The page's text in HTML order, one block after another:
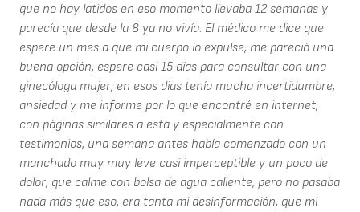
que no hay latidos en eso momento llevaba 12 semanas y
parecía que desde la 8 ya no vivía. El médico me dice que
espere un mes a que mi cuerpo lo expulse, me pareció una
buena opción, espere casi 15 días para consultar con una
ginecóloga mujer, en esos dias tenía mucha incertidumbre,
ansiedad y me informe por lo que encontré en internet,
con páginas similares a esta y especialmente con
testimonios, una semana antes había comenzado con un
manchado muy muy leve casi imperceptible y un poco de
dolor, que calme con bolsa de agua caliente, pero no pasaba
nada más que eso, era tanta mi desinformación, que mi